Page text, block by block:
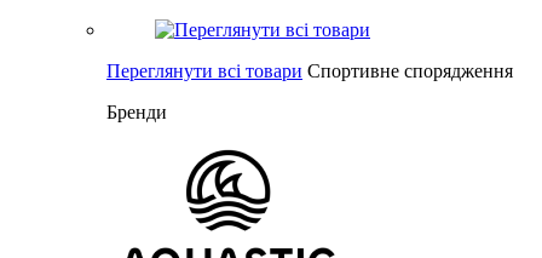
Переглянути всі товари Спортивне спорядження
Бренди